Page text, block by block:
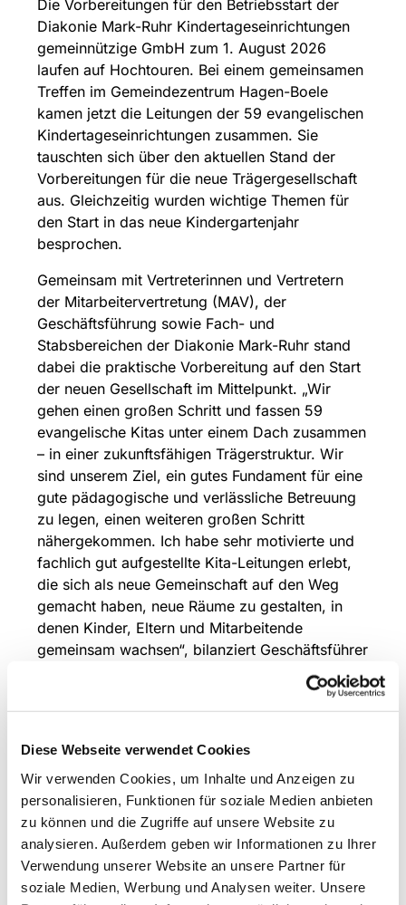
Diese Webseite verwendet Cookies
Wir verwenden Cookies, um Inhalte und Anzeigen zu
personalisieren, Funktionen für soziale Medien anbieten
zu können und die Zugriffe auf unsere Website zu
analysieren. Außerdem geben wir Informationen zu Ihrer
Verwendung unserer Website an unsere Partner für
soziale Medien, Werbung und Analysen weiter. Unsere
Die Vorbereitungen für den Betriebsstart der
Diakonie Mark-Ruhr Kindertageseinrichtungen
gemeinnützige GmbH zum 1. August 2026
laufen auf Hochtouren. Bei einem gemeinsamen
Treffen im Gemeindezentrum Hagen-Boele
kamen jetzt die Leitungen der 59 evangelischen
Kindertageseinrichtungen zusammen. Sie
tauschten sich über den aktuellen Stand der
Vorbereitungen für die neue Trägergesellschaft
aus. Gleichzeitig wurden wichtige Themen für
den Start in das neue Kindergartenjahr
besprochen.
Gemeinsam mit Vertreterinnen und Vertretern
der Mitarbeitervertretung (MAV), der
Geschäftsführung sowie Fach- und
Stabsbereichen der Diakonie Mark-Ruhr stand
dabei die praktische Vorbereitung auf den Start
der neuen Gesellschaft im Mittelpunkt. „Wir
gehen einen großen Schritt und fassen 59
evangelische Kitas unter einem Dach zusammen
– in einer zukunftsfähigen Trägerstruktur. Wir
sind unserem Ziel, ein gutes Fundament für eine
gute pädagogische und verlässliche Betreuung
zu legen, einen weiteren großen Schritt
nähergekommen. Ich habe sehr motivierte und
fachlich gut aufgestellte Kita-Leitungen erlebt,
die sich als neue Gemeinschaft auf den Weg
gemacht haben, neue Räume zu gestalten, in
denen Kinder, Eltern und Mitarbeitende
gemeinsam wachsen“, bilanziert Geschäftsführer
Rückblick auf intensive Vorbereitungsmonate
Arbeitsgruppen und Fachbereiche die
Voraussetzungen für den Start der neuen
Gesellschaft geschaffen. Auf dem Treffen wurde
über die Ergebnisse und Fortschritte der
vergangenen Monate berichtet – von
organisatorischen Betriebsregelungen über
digitale Prozesse bis hin zu Personalthemen und